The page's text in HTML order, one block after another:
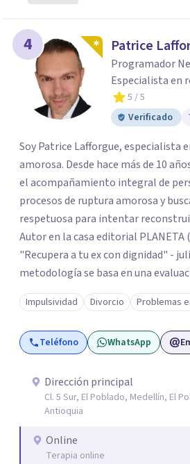
4 Patrice
Programador
Especialista en
5 / 5
Verificado
Soy Patrice Lafforgue, especialista
amorosa. Desde hace más de 10
el acompañamiento integral de
procesos de ruptura amorosa y
respetuosa para intentar
Autor en la casa editorial PLANETA
"Recupera a tu ex con dignidad" - julio
metodología se basa en una
escenarios según la necesidad del
tres ejes fundamentales: 1- Análisis de viabilidad:
estimación de probabilidades
relación de pareja 2- Análisis conductual: evaluación de
interacción 3- Soporte emocional: acompañamiento
para la gestión del duelo afectivo
Impulsividad Divorcio Problemas
Teléfono WhatsApp
Dirección principal
Cl. 5 Sur, El Poblado, Medellín, El
Antioquia
Online
Terapia online